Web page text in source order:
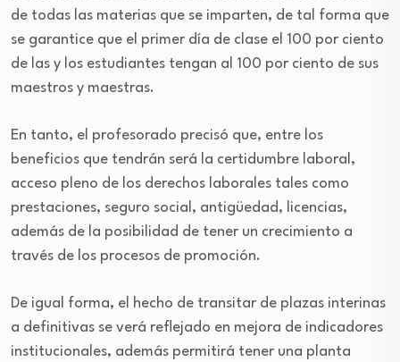
de todas las materias que se imparten, de tal forma que
se garantice que el primer día de clase el 100 por ciento
de las y los estudiantes tengan al 100 por ciento de sus
maestros y maestras.
En tanto, el profesorado precisó que, entre los
beneficios que tendrán será la certidumbre laboral,
acceso pleno de los derechos laborales tales como
prestaciones, seguro social, antigüedad, licencias,
además de la posibilidad de tener un crecimiento a
través de los procesos de promoción.
De igual forma, el hecho de transitar de plazas interinas
a definitivas se verá reflejado en mejora de indicadores
institucionales, además permitirá tener una planta